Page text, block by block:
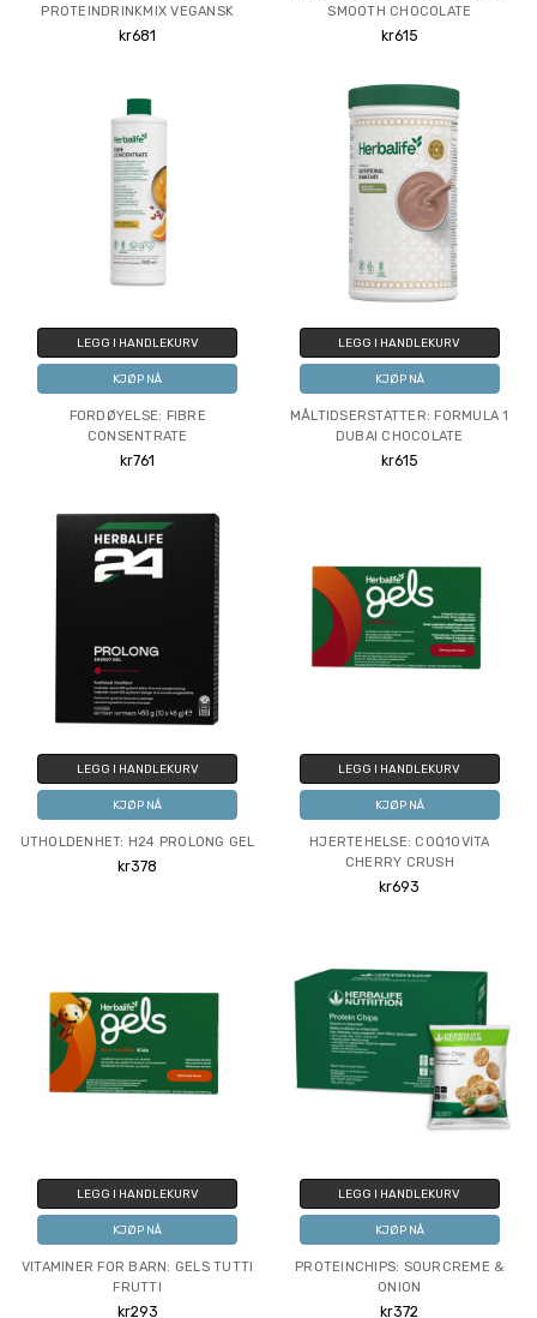
PROTEINDRINKMIX VEGANSK
kr681
SMOOTH CHOCOLATE
kr615
LEGG I HANDLEKURV
KJØP NÅ
FORDØYELSE: FIBRE
CONSENTRATE
kr761
LEGG I HANDLEKURV
KJØP NÅ
MÅLTIDSERSTATTER: FORMULA 1
DUBAI CHOCOLATE
kr615
LEGG I HANDLEKURV
KJØP NÅ
UTHOLDENHET: H24 PROLONG GEL
kr378
LEGG I HANDLEKURV
KJØP NÅ
HJERTEHELSE: COQ10VITA
CHERRY CRUSH
kr693
LEGG I HANDLEKURV
KJØP NÅ
VITAMINER FOR BARN: GELS TUTTI
FRUTTI
kr293
LEGG I HANDLEKURV
KJØP NÅ
PROTEINCHIPS: SOURCREME &
ONION
kr372